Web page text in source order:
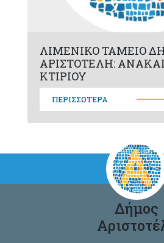
ΛΙΜΕΝΙΚΟ ΤΑΜΕΙΟ
ΑΡΙΣΤΟΤΕΛΗ:
ΚΤΙΡΙΟΥ
ΠΕΡΙΣΣΟΤΕΡΑ
Δήμος